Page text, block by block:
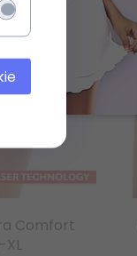
Comfort
XL